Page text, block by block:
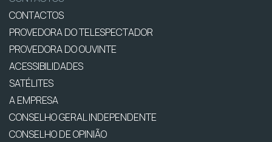
CONTACTOS
PROVEDORA DO TELESPECTADOR
PROVEDORA DO OUVINTE
ACESSIBILIDADES
SATÉLITES
A EMPRESA
CONSELHO GERAL INDEPENDENTE
CONSELHO DE OPINIÃO